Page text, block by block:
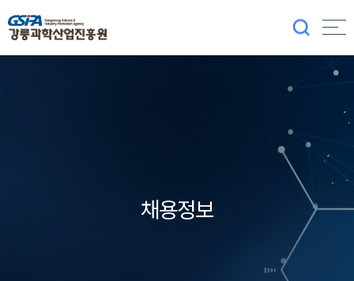
채용정보